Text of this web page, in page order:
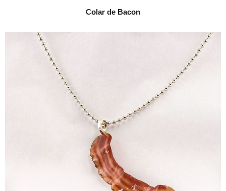
Colar de Bacon